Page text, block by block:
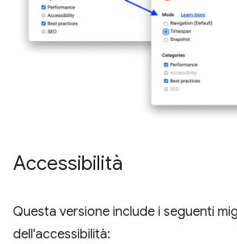
Accessibilità
Questa versione include i seguenti
dell'accessibilità: